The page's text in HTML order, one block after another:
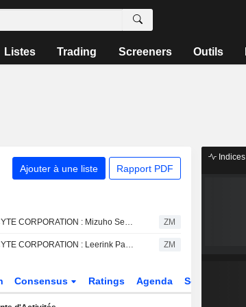
Listes Trading Screeners Outils
Ajouter à une liste Rapport PDF
INCYTE CORPORATION : Mizuho Securities révise son opinion et passe à vendre ZM
INCYTE CORPORATION : Leerink Partners reste à l'achat ZM
Consensus Ratings Agenda Secteur
Indices